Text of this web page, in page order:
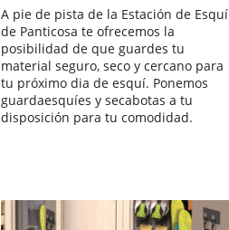
A pie de pista de la Estación de Esquí
de Panticosa te ofrecemos la
posibilidad de que guardes tu
material seguro, seco y cercano para
tu próximo dia de esquí. Ponemos
guardaesquíes y secabotas a tu
disposición para tu comodidad.